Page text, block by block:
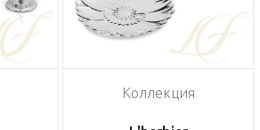
Коллекция